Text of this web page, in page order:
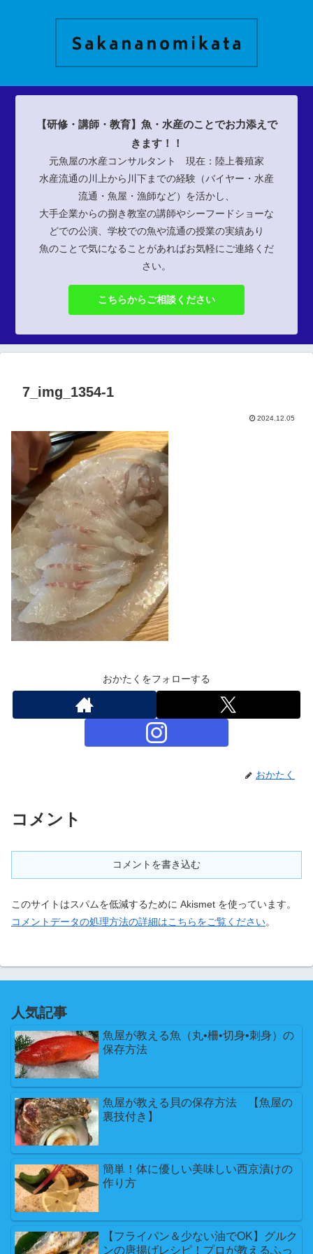
【研修・講師・教育】魚・水産のことでお力添えで
きます！！
元魚屋の水産コンサルタント 現在：陸上養殖家
水産流通の川上から川下までの経験（バイヤー・水産
流通・魚屋・漁師など）を活かし、
大手企業からの捌き教室の講師やシーフードショーな
どでの公演、学校での魚や流通の授業の実績あり
魚のことで気になることがあればお気軽にご連絡くだ
さい。
こちらからご相談ください
7_img_1354-1
2024.12.05
おかたくをフォローする
おかたく
コメント
コメントを書き込む
このサイトはスパムを低減するために Akismet を使っています。
コメントデータの処理方法の詳細はこちらをご覧ください。
人気記事
魚屋が教える魚（丸•柵•切身•刺身）の
保存方法
魚屋が教える貝の保存方法 【魚屋の
裏技付き】
簡単！体に優しい美味しい西京漬けの
作り方
【フライパン＆少ない油でOK】グルク
ンの唐揚げレシピ！プロが教えるふっ